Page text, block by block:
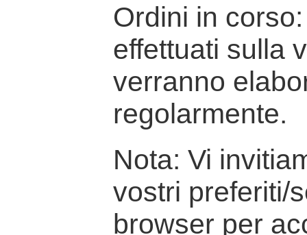
Ordini in
effettuati sulla
verranno
regolarmente.
Nota: Vi
vostri preferiti/
browser per